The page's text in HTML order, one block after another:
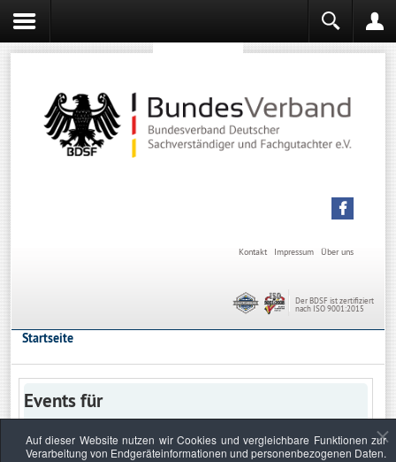
Über uns
Impressum
Kontakt
Der BDSF ist zertifiziert
nach ISO 9001:2015
Startseite
Events für
Auf dieser Website nutzen wir Cookies und vergleichbare Funktionen zur
Verarbeitung von Endgeräteinformationen und personenbezogenen Daten.